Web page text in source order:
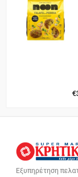
Εξυπηρέτηση